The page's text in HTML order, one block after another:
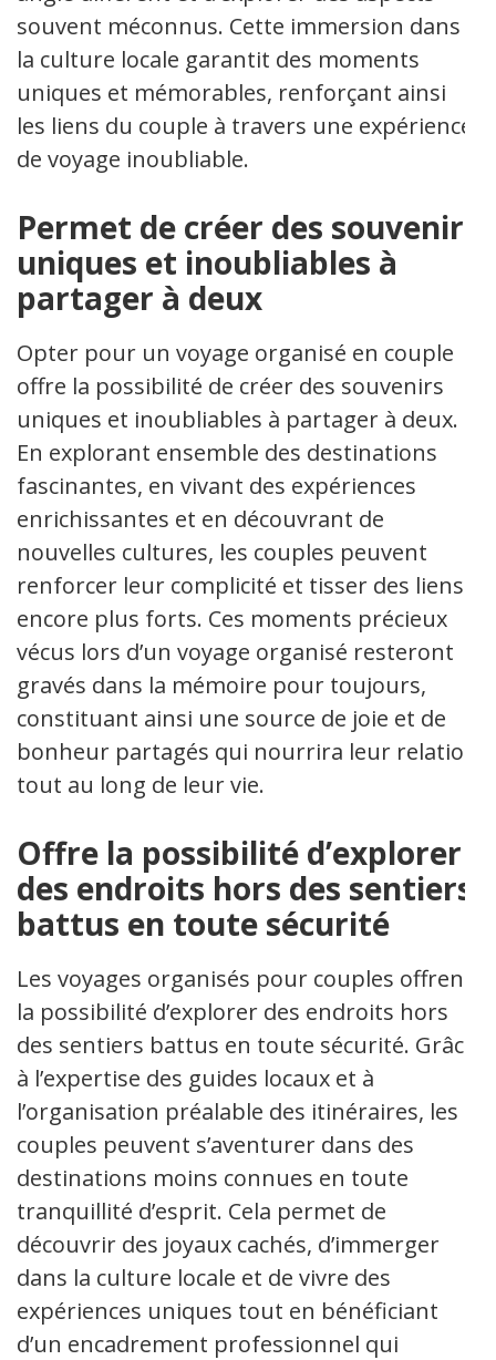
souvent méconnus. Cette immersion dans
la culture locale garantit des moments
uniques et mémorables, renforçant ainsi
les liens du couple à travers une expérience
de voyage inoubliable.
Permet de créer des souvenirs
uniques et inoubliables à
partager à deux
Opter pour un voyage organisé en couple
offre la possibilité de créer des souvenirs
uniques et inoubliables à partager à deux.
En explorant ensemble des destinations
fascinantes, en vivant des expériences
enrichissantes et en découvrant de
nouvelles cultures, les couples peuvent
renforcer leur complicité et tisser des liens
encore plus forts. Ces moments précieux
vécus lors d’un voyage organisé resteront
gravés dans la mémoire pour toujours,
constituant ainsi une source de joie et de
bonheur partagés qui nourrira leur relation
tout au long de leur vie.
Offre la possibilité d’explorer
des endroits hors des sentiers
battus en toute sécurité
Les voyages organisés pour couples offrent
la possibilité d’explorer des endroits hors
des sentiers battus en toute sécurité. Grâce
à l’expertise des guides locaux et à
l’organisation préalable des itinéraires, les
couples peuvent s’aventurer dans des
destinations moins connues en toute
tranquillité d’esprit. Cela permet de
découvrir des joyaux cachés, d’immerger
dans la culture locale et de vivre des
expériences uniques tout en bénéficiant
d’un encadrement professionnel qui